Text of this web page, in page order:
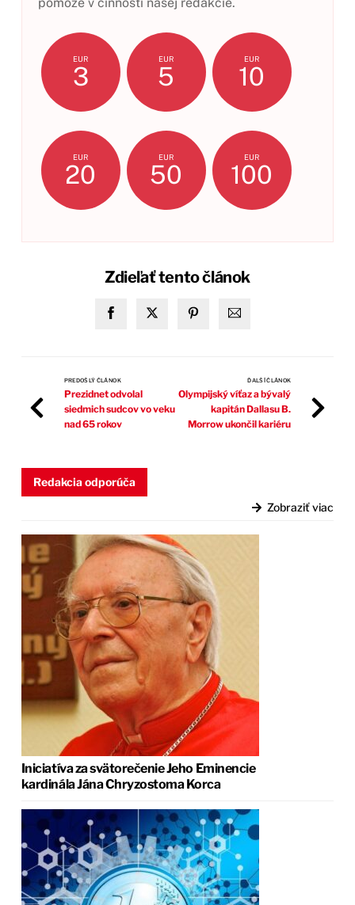
EUR
3
EUR
5
EUR
10
EUR
20
EUR
50
EUR
100
Zdieľať tento článok
PREDOŠLÝ ČLÁNOK
Prezidnet odvolal
siedmich sudcov vo veku
nad 65 rokov
ĎALŠÍ ČLÁNOK
Olympijský víťaz a bývalý
kapitán Dallasu B.
Morrow ukončil kariéru
Redakcia odporúča
Zobraziť viac
Iniciatíva za svätorečenie Jeho Eminencie
kardinála Jána Chryzostoma Korca